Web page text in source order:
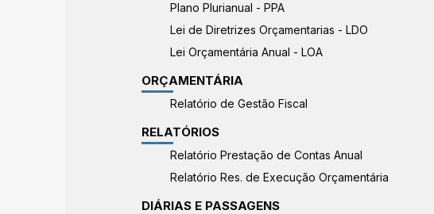
Plano Plurianual - PPA
Lei de Diretrizes Orçamentarias - LDO
Lei Orçamentária Anual - LOA
ORÇAMENTÁRIA
Relatório de Gestão Fiscal
RELATÓRIOS
Relatório Prestação de Contas Anual
Relatório Res. de Execução Orçamentária
DIÁRIAS E PASSAGENS